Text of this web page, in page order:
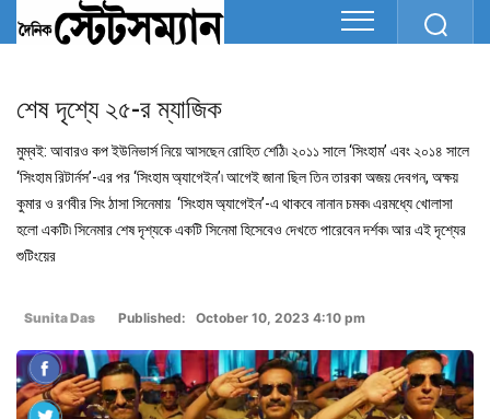
শেষ দৃশ্যে ২৫-র ম্যাজিক
মুম্বই: আবারও কপ ইউনিভার্স নিয়ে আসছেন রোহিত শেঠি৷ ২০১১ সালে ‘সিংহাম’ এবং ২০১৪ সালে
‘সিংহাম রিটার্নস’-এর পর ‘সিংহাম অ্যাগেইন’৷ আগেই জানা ছিল তিন তারকা অজয় দেবগন, অক্ষয়
কুমার ও রণবীর সিং ঠাসা সিনেমায় ‘সিংহাম অ্যাগেইন’-এ থাকবে নানান চমক৷ এরমধ্যে খোলাসা
হলো একটি৷ সিনেমার শেষ দৃশ্যকে একটি সিনেমা হিসেবেও দেখতে পারেবেন দর্শক৷ আর এই দৃশ্যের
শুটিংয়ের
Sunita Das Published: October 10, 2023 4:10 pm